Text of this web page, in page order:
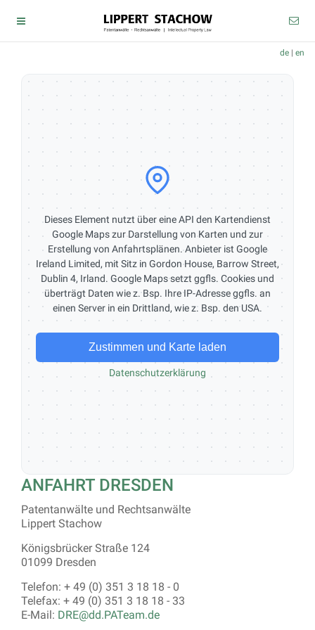
de | en
Dieses Element nutzt über eine API den Kartendienst
Google Maps zur Darstellung von Karten und zur
Erstellung von Anfahrtsplänen. Anbieter ist Google
Ireland Limited, mit Sitz in Gordon House, Barrow Street,
Dublin 4, Irland. Google Maps setzt ggfls. Cookies und
überträgt Daten wie z. Bsp. Ihre IP-Adresse ggfls. an
einen Server in ein Drittland, wie z. Bsp. den USA.
Zustimmen und Karte laden
Datenschutzerklärung
ANFAHRT DRESDEN
Patentanwälte und Rechtsanwälte
Lippert Stachow
Königsbrücker Straße 124
01099 Dresden
Telefon: + 49 (0) 351 3 18 18 - 0
Telefax: + 49 (0) 351 3 18 18 - 33
E-Mail: DRE@dd.PATeam.de